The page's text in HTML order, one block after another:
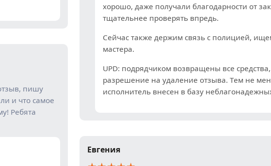
хорошо, даже получали благодарности от
тщательнее проверять впредь.
Сейчас также держим связь с полицией,
мастера.
UPD: подрядчиком возвращены все
разрешение на удаление отзыва. Тем не
исполнитель внесен в базу
пишу
и что самое
Ребята
Евгения